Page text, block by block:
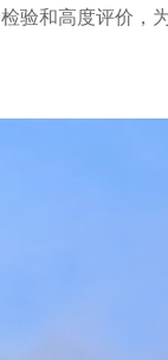
验和高度评价，